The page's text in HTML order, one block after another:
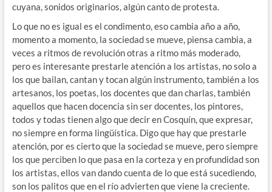
cuyana, sonidos originarios, algún canto de protesta.
Lo que no es igual es el condimento, eso cambia año a año,
momento a momento, la sociedad se mueve, piensa cambia, a
veces a ritmos de revolución otras a ritmo más moderado,
pero es interesante prestarle atención a los artistas, no solo a
los que bailan, cantan y tocan algún instrumento, también a los
artesanos, los poetas, los docentes que dan charlas, también
aquellos que hacen docencia sin ser docentes, los pintores,
todos y todas tienen algo que decir en Cosquín, que expresar,
no siempre en forma lingüística. Digo que hay que prestarle
atención, por es cierto que la sociedad se mueve, pero siempre
los que perciben lo que pasa en la corteza y en profundidad son
los artistas, ellos van dando cuenta de lo que está sucediendo,
son los palitos que en el río advierten que viene la creciente.